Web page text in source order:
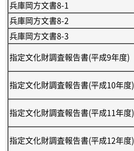
兵庫岡方文書8-1
兵庫岡方文書8-2
兵庫岡方文書8-3
指定文化財調査報告書(平成9年度)
指定文化財調査報告書(平成10年度)
指定文化財調査報告書(平成11年度)
指定文化財調査報告書(平成12年度)